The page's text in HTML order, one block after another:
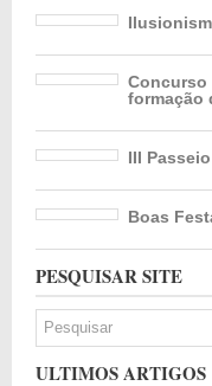
Concurso
formação
III
Boas
PESQUISAR SITE
ULTIMOS ARTIGOS